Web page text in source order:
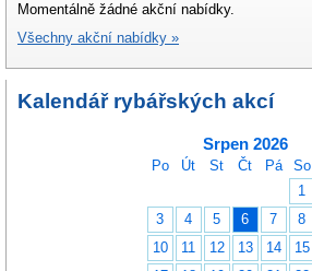
Momentálně žádné akční nabídky.
Všechny akční nabídky »
Kalendář rybářských akcí
Srpen 2026
Po Út St Čt Pá So
1
3
4 5 6 7 8
10
11 12 13 14 15